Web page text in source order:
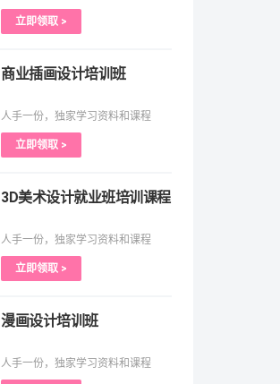
立即领取 >
商业插画设计培训班
人手一份，独家学习资料和课程
立即领取 >
3D美术设计就业班培训课程
人手一份，独家学习资料和课程
立即领取 >
漫画设计培训班
人手一份，独家学习资料和课程